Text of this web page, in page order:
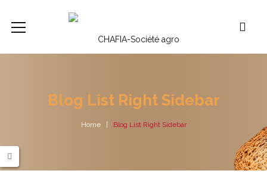
Blog List Right Sidebar
Home Blog List Right Sidebar